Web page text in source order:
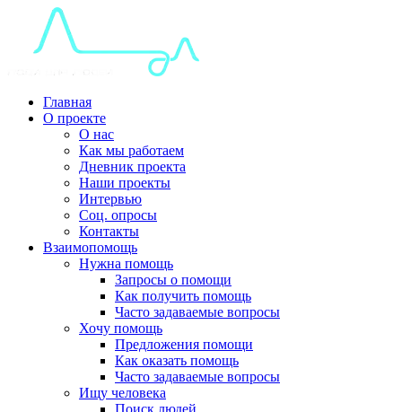
Главная
О проекте
О нас
Как мы работаем
Дневник проекта
Наши проекты
Интервью
Соц. опросы
Контакты
Взаимопомощь
Нужна помощь
Запросы о помощи
Как получить помощь
Часто задаваемые вопросы
Хочу помощь
Предложения помощи
Как оказать помощь
Часто задаваемые вопросы
Ищу человека
Поиск людей